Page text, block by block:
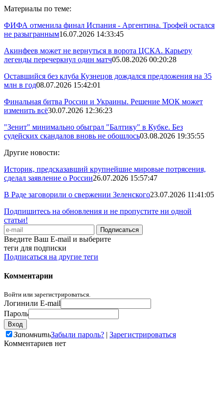
Материалы по теме:
ФИФА отменила финал Испания - Аргентина. Трофей остался
не разыгранным16.07.2026 14:33:45
Акинфеев может не вернуться в ворота ЦСКА. Карьеру
легенды перечеркнул один матч05.08.2026 00:20:28
Оставшийся без клуба Кузнецов дождался предложения на 35
млн в год08.07.2026 15:42:01
Финальная битва России и Украины. Решение МОК может
изменить всё30.07.2026 12:36:23
"Зенит" минимально обыграл "Балтику" в Кубке. Без
судейских скандалов вновь не обошлось03.08.2026 19:35:55
Другие новости:
Историк, предсказавший крупнейшие мировые потрясения,
сделал заявление о России26.07.2026 15:57:47
В Раде заговорили о свержении Зеленского23.07.2026 11:41:05
Подпишитесь на обновления и не пропустите ни одной
статьи!
Введите Ваш E-mail и выберите
теги для подписки
Подписаться на другие теги
Комментарии
Войти или зарегистрироваться.
Логинили E-mail
Пароль
ЗапомнитьЗабыли пароль? | Зарегистрироваться
Комментариев нет